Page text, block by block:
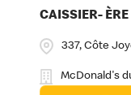
CAISSIER-
337, Côte
McDonald's